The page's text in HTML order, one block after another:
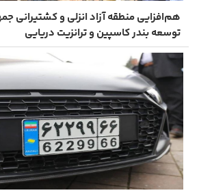
هم‌افزایی منطقه آزاد انزلی و کشتیرانی
توسعه بندر کاسپین و ترانزیت دریایی